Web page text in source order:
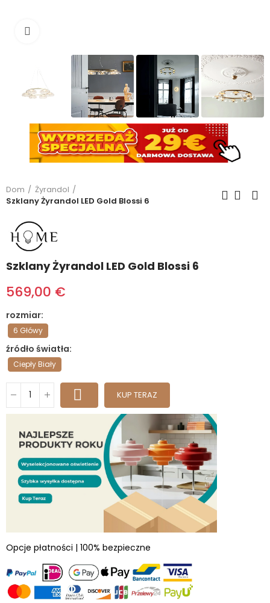
Dom
Żyrandol
Szklany Żyrandol LED Gold Blossi 6
Szklany Żyrandol LED Gold Blossi 6
569,00 €
rozmiar
6 Główy
źródło światła
Ciepły Biały
KUP TERAZ
Opcje płatności | 100% bezpieczne